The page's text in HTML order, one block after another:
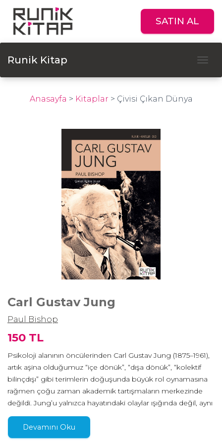
SATIN AL
Runik Kitap
Anasayfa > Kitaplar > Çivisi Çıkan Dünya
Carl Gustav Jung
Paul Bishop
150 TL
Psikoloji alanının öncülerinden Carl Gustav Jung (1875–1961),
artık aşina olduğumuz “içe dönük”, “dışa dönük”, “kolektif
bilinçdışı” gibi terimlerin doğuşunda büyük rol oynamasına
rağmen çoğu zaman akademik tartışmaların merkezinde
değildi. Jung’u yalnızca hayatındaki olaylar ışığında değil, aynı
zamanda okudukları ve yazdıkları aracılığıyla da anlamayı
amaçlayan Paul Bishop’ın biyografisi, önemi günümüzde
dahi yeterince takdir edilmeyen Jung’un felsefi yönünü
Devamını Oku